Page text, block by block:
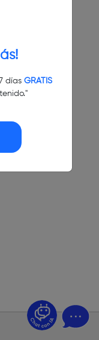
días GRATIS